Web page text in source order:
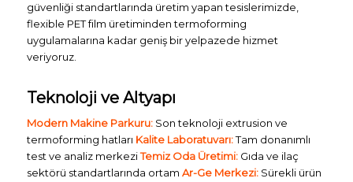
güvenliği standartlarında üretim yapan tesislerimizde,
flexible PET film üretiminden termoforming
uygulamalarına kadar geniş bir yelpazede hizmet
veriyoruz.
Teknoloji ve Altyapı
Modern Makine Parkuru:Son teknoloji extrusion ve
termoforming hatları Kalite Laboratuvarı:Tam donanımlı
test ve analiz merkeziTemiz Oda Üretimi:Gıda ve ilaç
sektörü standartlarında ortam Ar-Ge Merkezi:Sürekli ürün